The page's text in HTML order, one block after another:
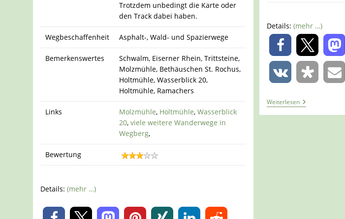
Trotzdem unbedingt die Karte oder
den Track dabei haben.
Wegbeschaffenheit Asphalt-, Wald- und Spazierwege
Bemerkenswertes
Schwalm, Eiserner Rhein, Trittsteine,
Molzmühle, Bethäuschen St. Rochus,
Holtmühle, Wasserblick 20,
Holtmühle, Ramachers
Links Molzmühle, Holtmühle,Wasserblick
20,viele weitere Wanderwege in
Wegberg,
Bewertung
Details:(mehr …)
Details:(mehr …)
0
WeiterlesenTour
1340
–